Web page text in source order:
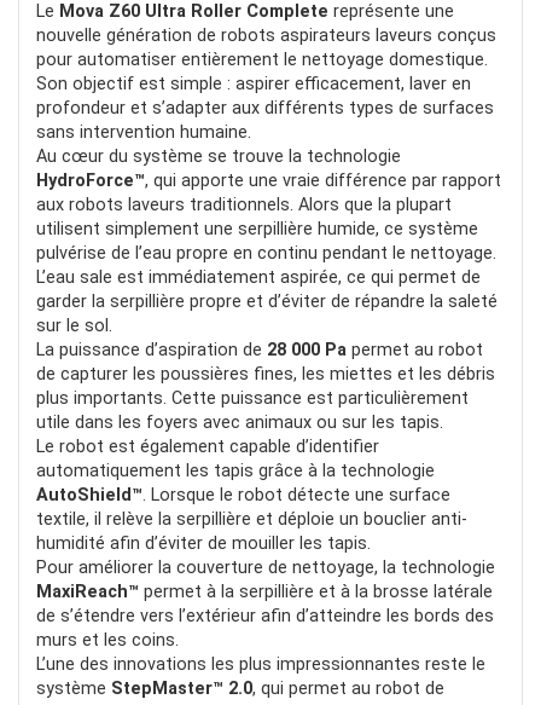
En dessous de 200€ c’est un bon plan
Le Mova Z60 Ultra Roller Complete représente une
nouvelle génération de robots aspirateurs laveurs conçus
pour automatiser entièrement le nettoyage domestique.
Son objectif est simple : aspirer efficacement, laver en
profondeur et s’adapter aux différents types de surfaces
sans intervention humaine.
Au cœur du système se trouve la technologie
HydroForce™, qui apporte une vraie différence par rapport
aux robots laveurs traditionnels. Alors que la plupart
utilisent simplement une serpillière humide, ce système
pulvérise de l’eau propre en continu pendant le nettoyage.
L’eau sale est immédiatement aspirée, ce qui permet de
garder la serpillière propre et d’éviter de répandre la saleté
sur le sol.
La puissance d’aspiration de 28 000 Pa permet au robot
de capturer les poussières fines, les miettes et les débris
plus importants. Cette puissance est particulièrement
utile dans les foyers avec animaux ou sur les tapis.
Le robot est également capable d’identifier
automatiquement les tapis grâce à la technologie
AutoShield™. Lorsque le robot détecte une surface
textile, il relève la serpillière et déploie un bouclier anti-
humidité afin d’éviter de mouiller les tapis.
Pour améliorer la couverture de nettoyage, la technologie
MaxiReach™ permet à la serpillière et à la brosse latérale
de s’étendre vers l’extérieur afin d’atteindre les bords des
murs et les coins.
L’une des innovations les plus impressionnantes reste le
système StepMaster™ 2.0, qui permet au robot de